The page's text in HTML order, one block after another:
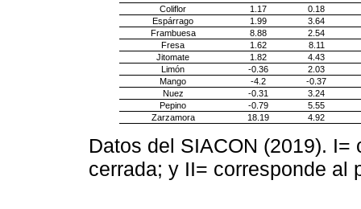
Coliflor
1.17
0.18
Espárrago
1.99
3.64
Frambuesa
8.88
2.54
Fresa
1.62
8.11
Jitomate
1.82
4.43
Limón
-0.36
2.03
Mango
-4.2
-0.37
Nuez
-0.31
3.24
Pepino
-0.79
5.55
Zarzamora
18.19 4.92
Datos del SIACON (2019).
cerrada; y II= corresponde al